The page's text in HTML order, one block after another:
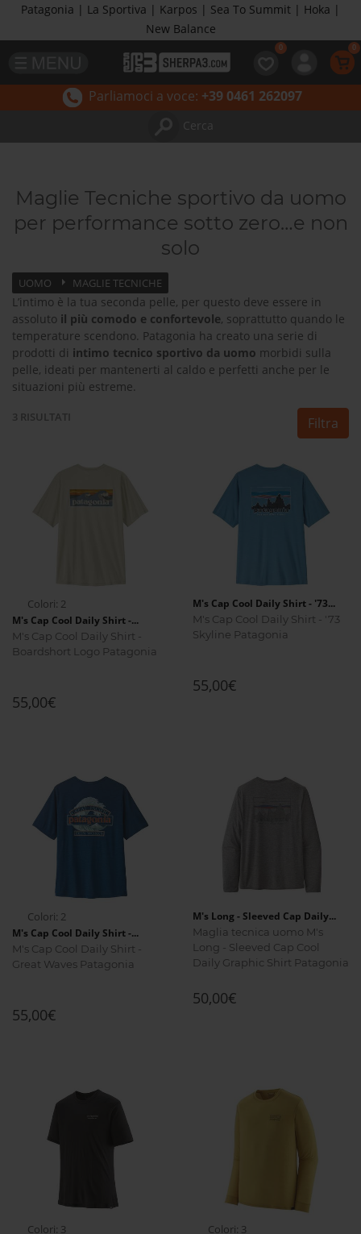
Patagonia | La Sportiva | Karpos | Sea To Summit | Hoka |
New Balance
Parliamoci a voce: +39 0461 262097
Cerca
Maglie Tecniche sportivo da uomo
per performance sotto zero…e non
solo
UOMO MAGLIE TECNICHE
L’intimo è la tua seconda pelle, per questo deve essere in
assoluto il più comodo e confortevole, soprattutto quando le
temperature scendono. Patagonia ha creato una serie di
prodotti di intimo tecnico sportivo da uomo morbidi sulla
pelle, ideati per mantenerti al caldo e perfetti anche per le
situazioni più estreme.
3 RISULTATI Filtra
Colori: 2
M's Cap Cool Daily Shirt -...
M's Cap Cool Daily Shirt -
Boardshort Logo Patagonia
55,00€
M's Cap Cool Daily Shirt - '73...
M's Cap Cool Daily Shirt - '73
Skyline Patagonia
55,00€
Colori: 2
M's Cap Cool Daily Shirt -...
M's Cap Cool Daily Shirt -
Great Waves Patagonia
55,00€
M's Long - Sleeved Cap Daily...
Maglia tecnica uomo M's
Long - Sleeved Cap Cool
Daily Graphic Shirt Patagonia
50,00€
Colori: 3 Colori: 3